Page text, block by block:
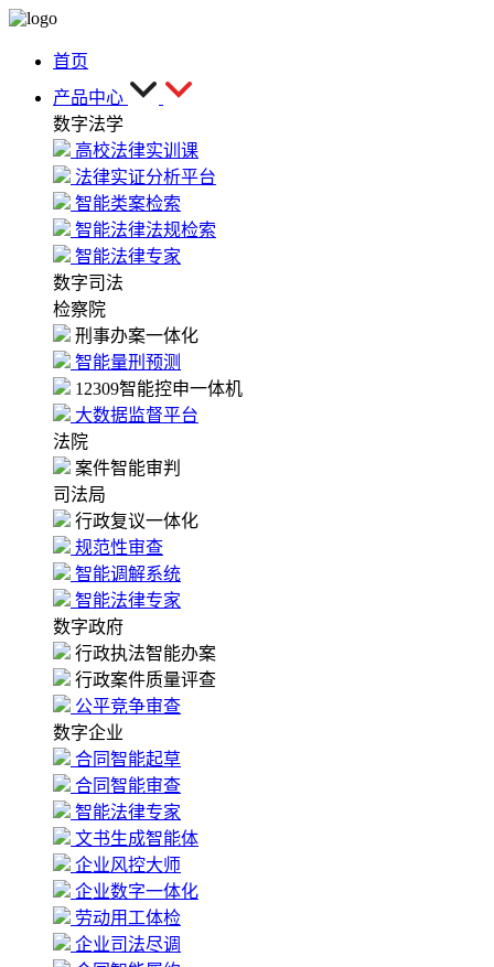
首页
产品中心
数字法学
高校法律实训课
法律实证分析平台
智能类案检索
智能法律法规检索
智能法律专家
数字司法
检察院
刑事办案一体化
智能量刑预测
12309智能控申一体机
大数据监督平台
法院
案件智能审判
司法局
行政复议一体化
规范性审查
智能调解系统
智能法律专家
数字政府
行政执法智能办案
行政案件质量评查
公平竞争审查
数字企业
合同智能起草
合同智能审查
智能法律专家
文书生成智能体
企业风控大师
企业数字一体化
劳动用工体检
企业司法尽调